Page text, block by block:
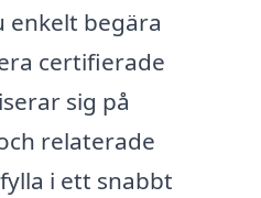
enkelt begära
certifierade
sig på
relaterade
i ett snabbt